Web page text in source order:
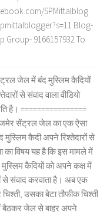
SPMittalblog
Blog-
Group- 9166157932 To
जेल में बंद मुस्लिम कैदियों
से संवाद वाला वीडियो
है। ================
सेंट्रल जेल का एक ऐसा
मुस्लिम कैदी अपने रिश्तेदारों से
का विषय यह है कि इस मामले में
कैदियों को अपने कक्ष में
से संवाद करवाता है। अब एक
उसका बेटा तौफीक चिश्ती
बैठकर जेल से बाहर अपने